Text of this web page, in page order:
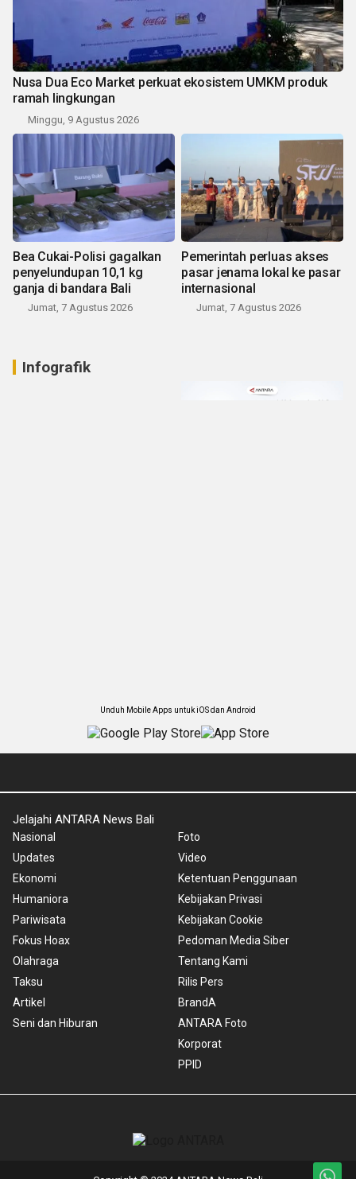
Nusa Dua Eco Market perkuat ekosistem UMKM produk
ramah lingkungan
Minggu, 9 Agustus 2026
Bea Cukai-Polisi gagalkan
penyelundupan 10,1 kg
ganja di bandara Bali
Jumat, 7 Agustus 2026
Pemerintah perluas akses
pasar jenama lokal ke pasar
internasional
Jumat, 7 Agustus 2026
Infografik
Unduh Mobile Apps untuk iOS dan Android
Jelajahi ANTARA News Bali
Nasional
Updates
Ekonomi
Humaniora
Pariwisata
Fokus Hoax
Olahraga
Taksu
Artikel
Seni dan Hiburan
Foto
Video
Ketentuan Penggunaan
Kebijakan Privasi
Kebijakan Cookie
Pedoman Media Siber
Tentang Kami
Rilis Pers
BrandA
ANTARA Foto
Korporat
PPID